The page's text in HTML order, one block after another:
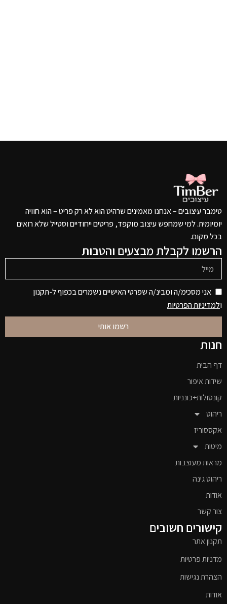
טימבר עיצובים – אנחנו מאמינים שרהיט הוא לא רק פריט – הוא חוויה
יומיומית. למי שמחפש עיצוב מוקפד, פריטים ייחודיים וסטייל שלא רואים
בכל מקום.
הרשמו לקבלת מבצעים והטבות
אני מסכימ/ה ומבינ/ה שפרטי האישיים נשמרים בכפוף ל-תקנון
ולמדיניות הפרטיות
רשמו אותי
חנות
דף הבית
שידות איפור
קונסולות+כונניות
ריהוט
אקססוריז
מיטות
מראות מעוצבות
ריהוט גינה
אודות
צור קשר
קישורים חשובים
תקנון אתר
מדניות פרטיות
הצהרת נגישות
אודות